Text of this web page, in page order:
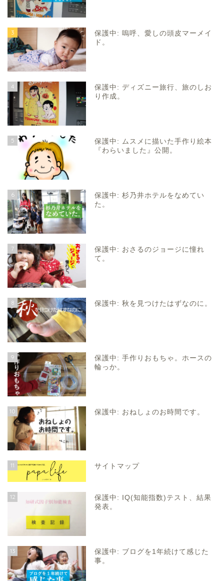
3
保護中: 嗚呼、愛しの頭皮マーメイ
ド。
4
保護中: ディズニー旅行、旅のしお
り作成。
5
保護中: ムスメに描いた手作り絵本
『わらいました』公開。
6
保護中: 杉乃井ホテルをなめてい
た。
7
保護中: おさるのジョージに憧れ
て。
8 保護中: 秋を見つけたはずなのに。
9
保護中: 手作りおもちゃ。ホースの
輪っか。
10 保護中: おねしょのお時間です。
11 サイトマップ
12
保護中: IQ(知能指数)テスト、結果
発表。
13
保護中: ブログを1年続けて感じた
事。